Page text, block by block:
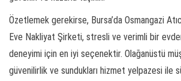
Özetlemek gerekirse, Bursa’da Osmangazi
Eve Nakliyat Şirketi, stresli ve verimli bir
deneyimi için en iyi seçenektir. Olağanüstü
güvenilirlik ve sundukları hizmet yelpazesi ile